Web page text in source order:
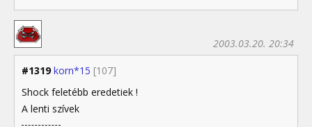
#1319 korn*15 [107]
2003.03.20. 20:34
Shock feletébb eredetiek !
A lenti szívek